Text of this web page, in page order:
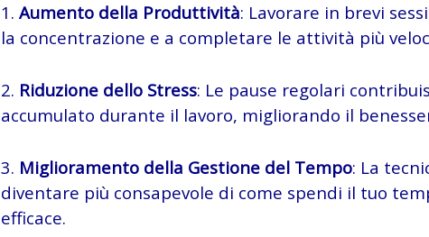
1. Aumento della Produttività: Lavorare in brevi
la concentrazione e a completare le attività più
2. Riduzione dello Stress: Le pause regolari
accumulato durante il lavoro, migliorando il
3. Miglioramento della Gestione del Tempo: La
diventare più consapevole di come spendi il tuo
efficace.